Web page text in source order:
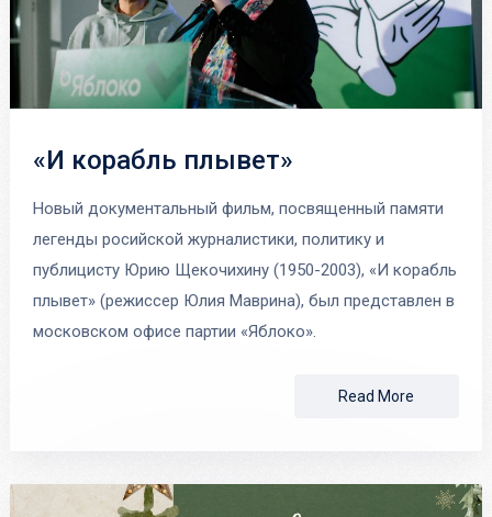
«И корабль плывет»
Новый документальный фильм, посвященный памяти
легенды росийской журналистики, политику и
публицисту Юрию Щекочихину (1950-2003), «И корабль
плывет» (режиссер Юлия Маврина), был представлен в
московском офисе партии «Яблоко».
Read More